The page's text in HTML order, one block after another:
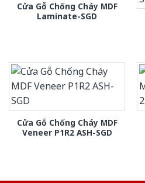
Cửa Gỗ Chống Cháy MDF
Laminate-SGD
Cửa Gỗ Chống Cháy MDF
Veneer P1R2 ASH-SGD